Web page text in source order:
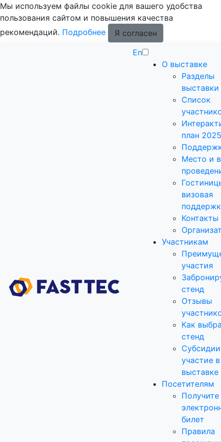
Мы используем файлы cookie для вашего удобства
пользования сайтом и повышения качества
рекомендаций. Подробнее
Я согласен
En
О выставке
Разделы
выставки
Список
план 2025
Место и
визовая
Контакты
Участникам
участия
стенд
Отзывы
Как
стенд
участие в
выставке
Посетителям
Получите
билет
Правила